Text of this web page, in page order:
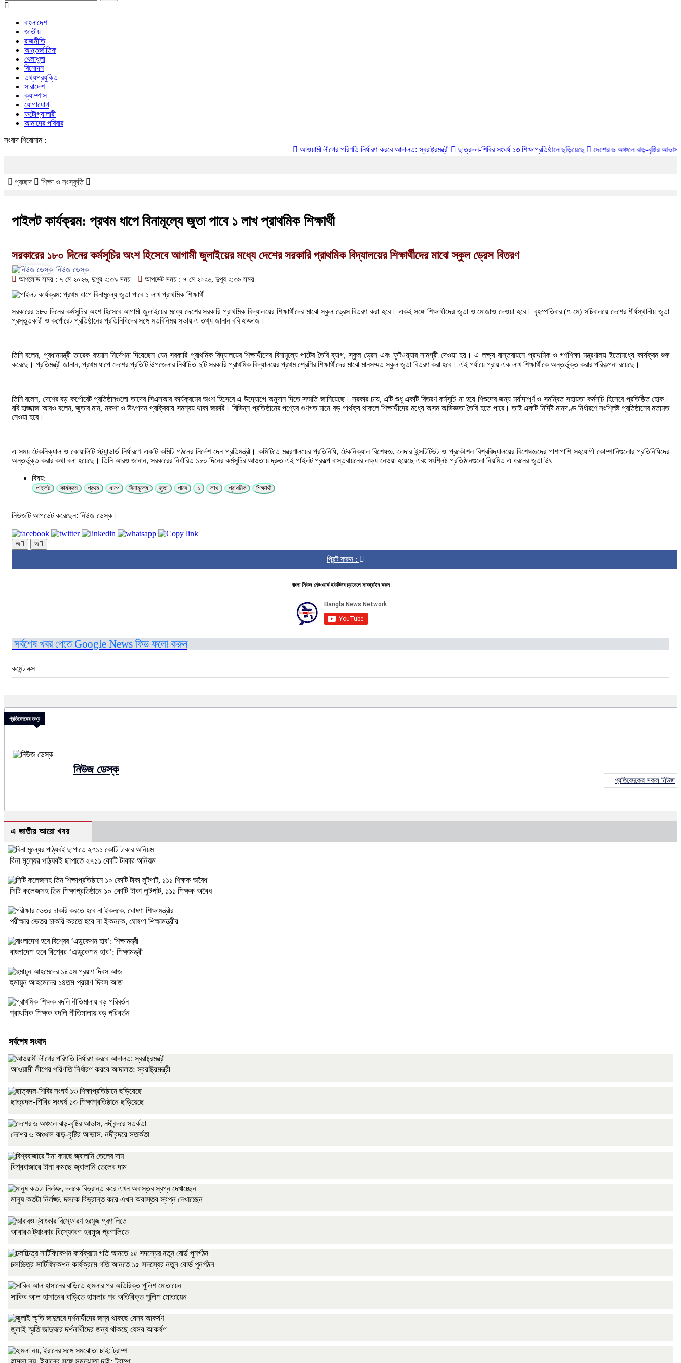
বাংলাদেশ
জাতীয়
রাজনীতি
আন্তর্জাতিক
খেলাধুলা
বিনোদন
তথ্যপ্রযুক্তি
সারাদেশ
ক্যাম্পাস
যোগাযোগ
ফটোগ্যালারী
আমাদের পরিবার
সংবাদ শিরোনাম :
আওয়ামী লীগের পরিণতি নির্ধারণ করবে আদালত: স্বরাষ্ট্রমন্ত্রী
ছাত্রদল-শিবির সংঘর্ষ ১৩ শিক্ষাপ্রতিষ্ঠানে ছড়িয়েছে দেশের ৬ অঞ্চলে ঝড়-বৃষ্টির আভাস, নদীবন্দরে
প্রচ্ছদ শিক্ষা ও সংস্কৃতি
পাইলট কার্যক্রম: প্রথম ধাপে বিনামূল্যে জুতা পাবে ১ লাখ প্রাথমিক শিক্ষার্থী
সরকারের ১৮০ দিনের কর্মসূচির অংশ হিসেবে আগামী জুলাইয়ের মধ্যে দেশের সরকারি প্রাথমিক বিদ্যালয়ের শিক্ষার্থীদের মাঝে স্কুল ড্রেস বিতরণ
নিউজ ডেস্ক
আপলোড সময় : ৭ মে ২০২৬, দুপুর ২:৩৯ সময় আপডেট সময় : ৭ মে ২০২৬, দুপুর ২:৩৯ সময়
সরকারের ১৮০ দিনের কর্মসূচির অংশ হিসেবে আগামী জুলাইয়ের মধ্যে দেশের সরকারি প্রাথমিক বিদ্যালয়ের শিক্ষার্থীদের মাঝে স্কুল ড্রেস বিতরণ করা হবে। একই সঙ্গে শিক্ষার্থীদের জুতা ও মোজাও দেওয়া হবে। বৃহস্পতিবার (৭ মে) সচিবালয়ে দেশের শীর্ষস্থানীয় জুতা
প্রস্তুতকারী ও কর্পোরেট প্রতিষ্ঠানের প্রতিনিধিদের সঙ্গে মতবিনিময় সভায় এ তথ্য জানান ববি হাজ্জাজ।
তিনি বলেন, প্রধানমন্ত্রী তারেক রহমান নির্দেশনা দিয়েছেন যেন সরকারি প্রাথমিক বিদ্যালয়ের শিক্ষার্থীদের বিনামূল্যে পাটের তৈরি ব্যাগ, স্কুল ড্রেস এবং ফুটওয়্যার সামগ্রী দেওয়া হয়। এ লক্ষ্য বাস্তবায়নে প্রাথমিক ও গণশিক্ষা মন্ত্রণালয় ইতোমধ্যে কার্যক্রম শুরু
করেছে। প্রতিমন্ত্রী জানান, প্রথম ধাপে দেশের প্রতিটি উপজেলার নির্বাচিত দুটি সরকারি প্রাথমিক বিদ্যালয়ের প্রথম শ্রেণির শিক্ষার্থীদের মাঝে মানসম্মত স্কুল জুতা বিতরণ করা হবে। এই পর্যায়ে প্রায় এক লাখ শিক্ষার্থীকে অন্তর্ভুক্ত করার পরিকল্পনা রয়েছে।
তিনি বলেন, দেশের বড় কর্পোরেট প্রতিষ্ঠানগুলো তাদের সিএসআর কার্যক্রমের অংশ হিসেবে এ উদ্যোগে অনুদান দিতে সম্মতি জানিয়েছে। সরকার চায়, এটি শুধু একটি বিতরণ কর্মসূচি না হয়ে শিশুদের জন্য মর্যাদাপূর্ণ ও সমন্বিত সহায়তা কর্মসূচি হিসেবে প্রতিষ্ঠিত হোক।
ববি হাজ্জাজ আরও বলেন, জুতার মান, নকশা ও উৎপাদন প্রক্রিয়ায় সমন্বয় থাকা জরুরি। বিভিন্ন প্রতিষ্ঠানের পণ্যের গুণগত মানে বড় পার্থক্য থাকলে শিক্ষার্থীদের মধ্যে অসম অভিজ্ঞতা তৈরি হতে পারে। তাই একটি নির্দিষ্ট মানদণ্ড নির্ধারণে সংশ্লিষ্ট প্রতিষ্ঠানের মতামত
নেওয়া হবে।
এ সময় টেকনিক্যাল ও কোয়ালিটি স্ট্যান্ডার্ড নির্ধারণে একটি কমিটি গঠনের নির্দেশ দেন প্রতিমন্ত্রী। কমিটিতে মন্ত্রণালয়ের প্রতিনিধি, টেকনিক্যাল বিশেষজ্ঞ, লেদার ইন্সটিটিউট ও প্রকৌশল বিশ্ববিদ্যালয়ের বিশেষজ্ঞদের পাশাপাশি সহযোগী কোম্পানিগুলোর প্রতিনিধিদের
অন্তর্ভুক্ত করার কথা বলা হয়েছে। তিনি আরও জানান, সরকারের নির্ধারিত ১৮০ দিনের কর্মসূচির আওতায় দ্রুত এই পাইলট প্রকল্প বাস্তবায়নের লক্ষ্য নেওয়া হয়েছে এবং সংশ্লিষ্ট প্রতিষ্ঠানগুলো নিয়মিত এ ধরনের জুতা উৎ
বিষয়:
পাইলট কার্যক্রম প্রথম ধাপে বিনামূল্যে জুতা পাবে ১ লাখ প্রাথমিক শিক্ষার্থী
নিউজটি আপডেট করেছেন: নিউজ ডেস্ক।
অ অ
প্রিন্ট করুন :
বাংলা নিউজ নেটওয়ার্ক ইউটিউব চ্যানেলে সাবস্ক্রাইব করুন
সর্বশেষ খবর পেতে Google News ফিড ফলো করুন
কমেন্ট বক্স
প্রতিবেদকের তথ্য
নিউজ ডেস্ক
প্রতিবেদকের সকল নিউজ
এ জাতীয় আরো খবর
বিনা মূল্যের পাঠ্যবই ছাপাতে ২৭১১ কোটি টাকার অনিয়ম
সিটি কলেজসহ তিন শিক্ষাপ্রতিষ্ঠানে ১০ কোটি টাকা লুটপাট, ১১১ শিক্ষক অবৈধ
পরীক্ষার ভেতর চাকরি করতে হবে না ইকনকে, ঘোষণা শিক্ষামন্ত্রীর
বাংলাদেশ হবে বিশ্বের ‘এডুকেশন হাব’: শিক্ষামন্ত্রী
হুমায়ূন আহমেদের ১৪তম প্রয়াণ দিবস আজ
প্রাথমিক শিক্ষক বদলি নীতিমালায় বড় পরিবর্তন
সর্বশেষ সংবাদ
আওয়ামী লীগের পরিণতি নির্ধারণ করবে আদালত: স্বরাষ্ট্রমন্ত্রী
ছাত্রদল-শিবির সংঘর্ষ ১৩ শিক্ষাপ্রতিষ্ঠানে ছড়িয়েছে
দেশের ৬ অঞ্চলে ঝড়-বৃষ্টির আভাস, নদীবন্দরে সতর্কতা
বিশ্ববাজারে টানা কমছে জ্বালানি তেলের দাম
মানুষ কতটা নির্লজ্জ, দলকে বিভ্রান্ত করে এখন অবাস্তব স্বপ্ন দেখাচ্ছেন
আবারও ট্যাংকার বিস্ফোরণ হরমুজ প্রণালিতে
চলচ্চিত্র সার্টিফিকেশন কার্যক্রমে গতি আনতে ১৫ সদস্যের নতুন বোর্ড পুনর্গঠন
সাকিব আল হাসানের বাড়িতে হামলার পর অতিরিক্ত পুলিশ মোতায়েন
জুলাই স্মৃতি জাদুঘরে দর্শনার্থীদের জন্য থাকছে যেসব আকর্ষণ